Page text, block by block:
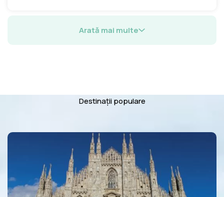
Arată mai multe
Destinații populare